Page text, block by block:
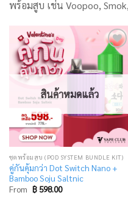
พร้อมสูบ เช่น Voopoo,
Add
wishlist
สินค้าหมดแล้ว
ชุดพร้อมสูบ (POD SYSTEM BUNDLE KIT)
คู่กันคุ้มกว่า Dot Switch Nano +
Bamboo Soju Saltnic
From ฿598.00